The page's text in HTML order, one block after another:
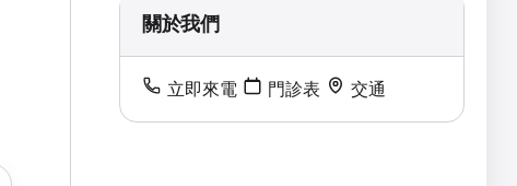
關於我們
立即來電 門診表 交通